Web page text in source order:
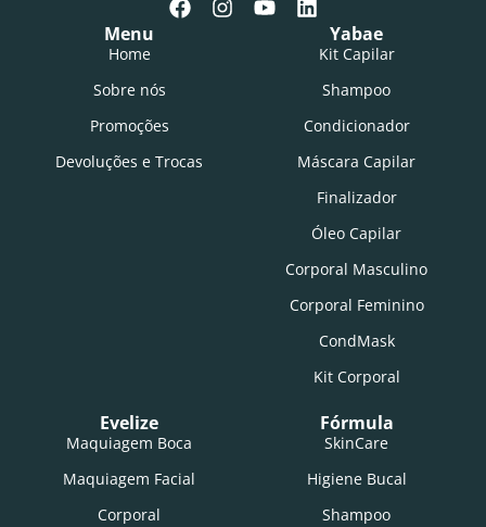
Menu
Home
Sobre nós
Promoções
Devoluções e Trocas
Yabae
Kit Capilar
Shampoo
Condicionador
Máscara Capilar
Finalizador
Óleo Capilar
Corporal Masculino
Corporal Feminino
CondMask
Kit Corporal
Evelize
Maquiagem Boca
Maquiagem Facial
Corporal
Fórmula
SkinCare
Higiene Bucal
Shampoo